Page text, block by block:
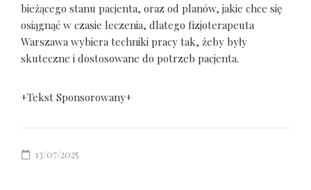
bieżącego stanu pacjenta, oraz od planów, jakie chce się
osiągnąć w czasie leczenia, dlatego fizjoterapeuta
Warszawa wybiera techniki pracy tak, żeby były
skuteczne i dostosowane do potrzeb pacjenta.
+Tekst Sponsorowany+
13/07/2025